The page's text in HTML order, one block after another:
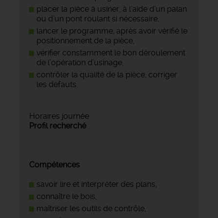
placer la pièce à usiner, à l’aide d’un palan
ou d’un pont roulant si nécessaire,
lancer le programme, après avoir vérifié le
positionnement de la pièce,
vérifier constamment le bon déroulement
de l’opération d’usinage,
contrôler la qualité de la pièce, corriger
les défauts.
Horaires journée
Profil recherché
Compétences
savoir lire et interpréter des plans,
connaître le bois,
maîtriser les outils de contrôle,